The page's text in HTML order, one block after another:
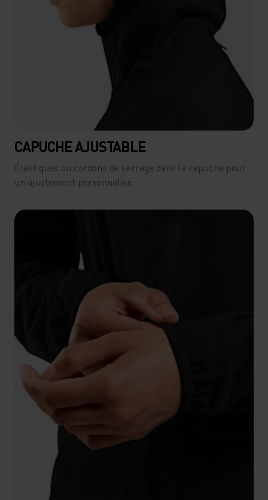
CAPUCHE AJUSTABLE
Élastiques ou cordons de serrage dans la capuche pour
un ajustement personnalisé.